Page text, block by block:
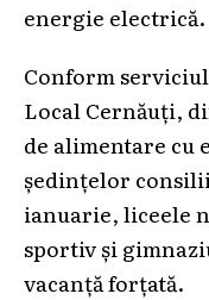
energie electrică.
Conform
Local Cernăuți,
de alimentare cu
ședințelor
ianuarie, liceele
sportiv și
vacanță forțată.